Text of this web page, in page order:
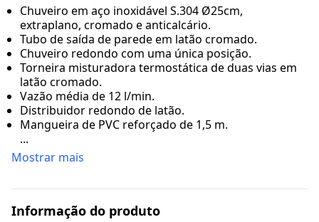
Chuveiro em aço inoxidável S.304 Ø25cm,
extraplano, cromado e anticalcário.
Tubo de saída de parede em latão cromado.
Chuveiro redondo com uma única posição.
Torneira misturadora termostática de duas vias em
latão cromado.
Vazão média de 12 l/min.
Distribuidor redondo de latão.
Mangueira de PVC reforçado de 1,5 m.
...
Mostrar mais
Informação do produto